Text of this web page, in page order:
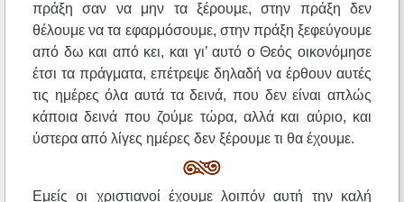
πράξη σαν να μην τα ξέρουμε, στην πράξη δεν
θέλουμε να τα εφαρμόσουμε, στην πράξη ξεφεύγουμε
από δω και από κει, και γι’ αυτό ο Θεός οικονόμησε
έτσι τα πράγματα, επέτρεψε δηλαδή να έρθουν αυτές
τις ημέρες όλα αυτά τα δεινά, που δεν είναι απλώς
κάποια δεινά που ζούμε τώρα, αλλά και αύριο, και
ύστερα από λίγες ημέρες δεν ξέρουμε τι θα έχουμε.
Εμείς οι χριστιανοί έχουμε λοιπόν αυτή την καλή